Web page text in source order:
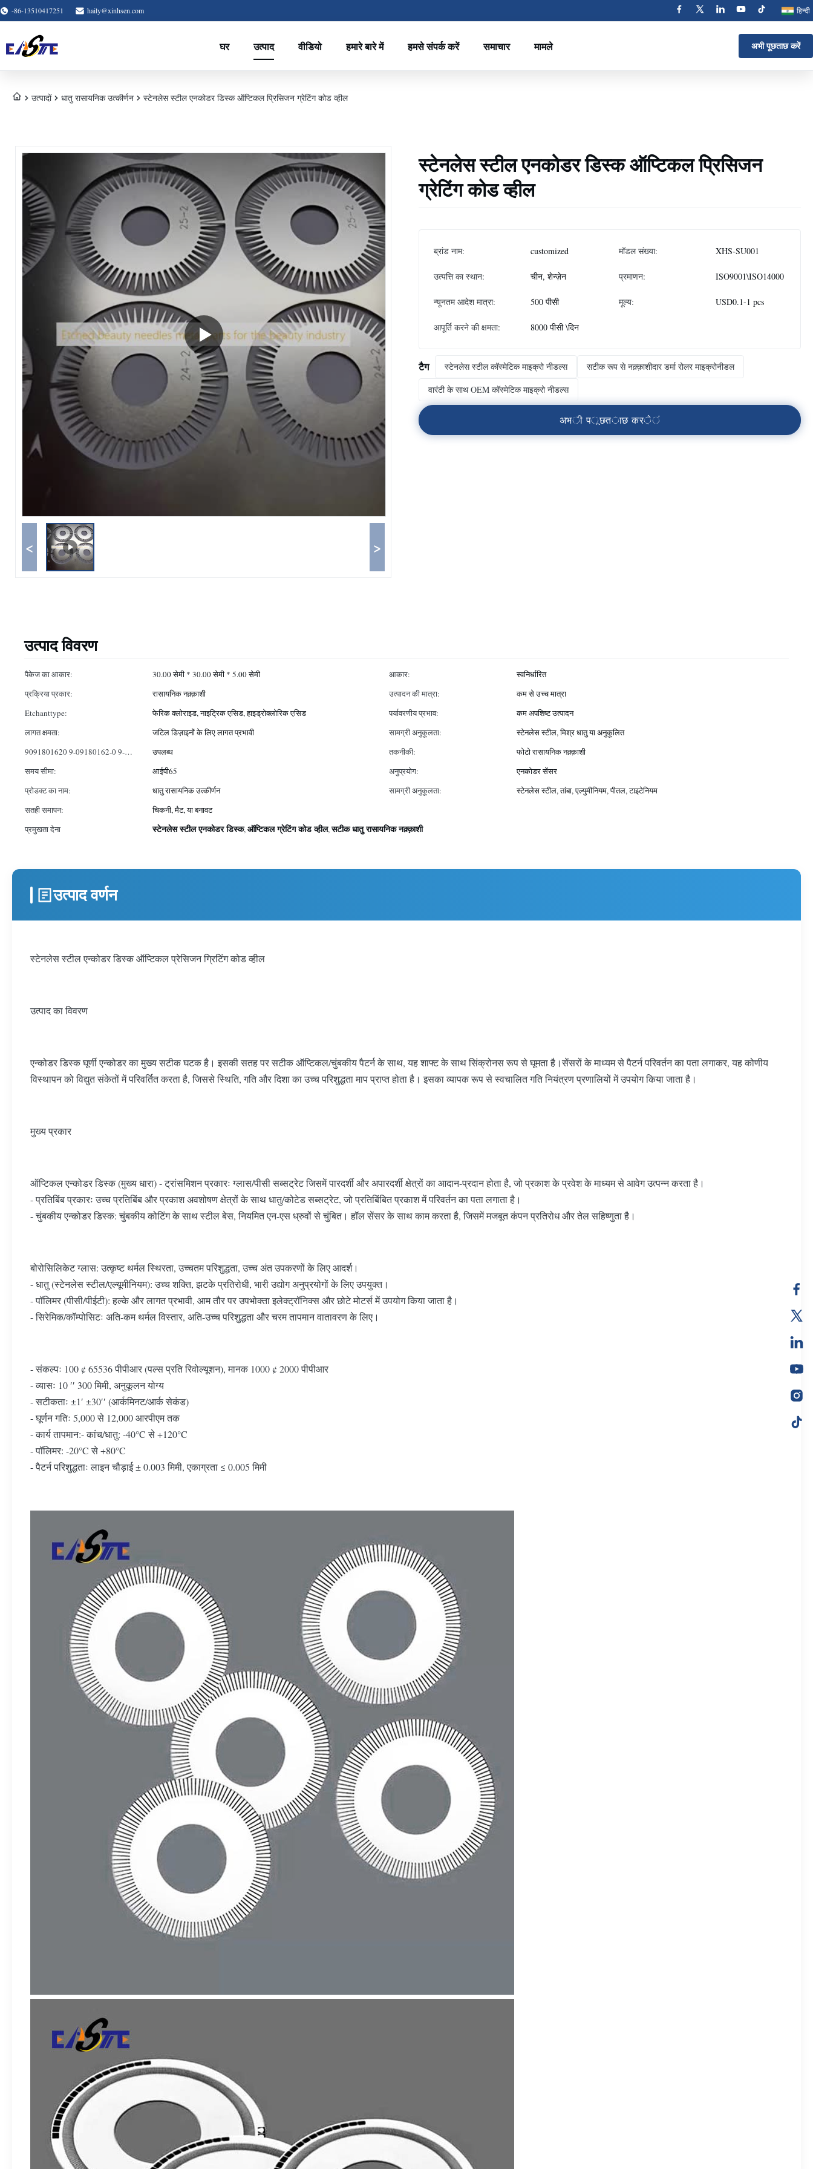
-86-13510417251 haily@xinhsen.com हिन्दी
घर उत्पाद वीडियो हमारे बारे में हमसे संपर्क करें समाचार मामले अभी पूछताछ करें
उत्पादों धातु रासायनिक उत्कीर्णन स्टेनलेस स्टील एनकोडर डिस्क ऑप्टिकल प्रिसिजन ग्रेटिंग कोड व्हील
< >
स्टेनलेस स्टील एनकोडर डिस्क ऑप्टिकल प्रिसिजन
ग्रेटिंग कोड व्हील
ब्रांड नाम: customized मॉडल संख्या: XHS-SU001
उत्पत्ति का स्थान: चीन, शेन्ज़ेन प्रमाणन: ISO9001\ISO14000
न्यूनतम आदेश मात्रा: 500 पीसी मूल्य: USD0.1-1 pcs
आपूर्ति करने की क्षमता: 8000 पीसी \दिन
टैग स्टेनलेस स्टील कॉस्मेटिक माइक्रो नीडल्स
सटीक रूप से नक़्क़ाशीदार डर्मा रोलर माइक्रोनीडल
वारंटी के साथ OEM कॉस्मेटिक माइक्रो नीडल्स
अभी पूछताछ करें
उत्पाद विवरण
पैकेज का आकार: 30.00 सेमी * 30.00 सेमी * 5.00 सेमी आकार:
स्वनिर्धारित
प्रक्रिया प्रकार:
रासायनिक नक़्क़ाशी उत्पादन की मात्रा:
कम से उच्च मात्रा
Etchanttype:
फेरिक क्लोराइड, नाइट्रिक एसिड, हाइड्रोक्लोरिक एसिड पर्यावरणीय प्रभाव:
कम अपशिष्ट उत्पादन
लागत क्षमता:
जटिल डिज़ाइनों के लिए लागत प्रभावी सामग्री अनुकूलता:
स्टेनलेस स्टील, मिश्र धातु या अनुकूलित
9091801620 9-09180162-0 9-
09180-162-0:
उपलब्ध तकनीकी:
फोटो रासायनिक नक़्क़ाशी
समय सीमा:
आईपी65 अनुप्रयोग:
एनकोडर सेंसर
प्रोडक्ट का नाम:
धातु रासायनिक उत्कीर्णन सामग्री अनुकूलता:
स्टेनलेस स्टील, तांबा, एल्युमीनियम, पीतल, टाइटेनियम
सतही समापन:
चिकनी, मैट, या बनावट
प्रमुखता देना
स्टेनलेस स्टील एनकोडर डिस्क,ऑप्टिकल ग्रेटिंग कोड व्हील,सटीक धातु रासायनिक नक़्क़ाशी
उत्पाद वर्णन
स्टेनलेस स्टील एन्कोडर डिस्क ऑप्टिकल प्रेसिजन ग्रिटिंग कोड व्हील
उत्पाद का विवरण
एन्कोडर डिस्क घूर्णी एन्कोडर का मुख्य सटीक घटक है। इसकी सतह पर सटीक ऑप्टिकल/चुंबकीय पैटर्न के साथ, यह शाफ्ट के साथ सिंक्रोनस रूप से घूमता है।सेंसरों के माध्यम से पैटर्न परिवर्तन का पता लगाकर, यह कोणीय
विस्थापन को विद्युत संकेतों में परिवर्तित करता है, जिससे स्थिति, गति और दिशा का उच्च परिशुद्धता माप प्राप्त होता है। इसका व्यापक रूप से स्वचालित गति नियंत्रण प्रणालियों में उपयोग किया जाता है।
मुख्य प्रकार
ऑप्टिकल एन्कोडर डिस्क (मुख्य धारा) - ट्रांसमिशन प्रकारः ग्लास/पीसी सब्सट्रेट जिसमें पारदर्शी और अपारदर्शी क्षेत्रों का आदान-प्रदान होता है, जो प्रकाश के प्रवेश के माध्यम से आवेग उत्पन्न करता है।
- प्रतिबिंब प्रकारः उच्च प्रतिबिंब और प्रकाश अवशोषण क्षेत्रों के साथ धातु/कोटेड सब्सट्रेट, जो प्रतिबिंबित प्रकाश में परिवर्तन का पता लगाता है।
- चुंबकीय एन्कोडर डिस्क: चुंबकीय कोटिंग के साथ स्टील बेस, नियमित एन-एस ध्रुवों से चुंबित। हॉल सेंसर के साथ काम करता है, जिसमें मजबूत कंपन प्रतिरोध और तेल सहिष्णुता है।
बोरोसिलिकेट ग्लास: उत्कृष्ट थर्मल स्थिरता, उच्चतम परिशुद्धता, उच्च अंत उपकरणों के लिए आदर्श।
- धातु (स्टेनलेस स्टील/एल्यूमीनियम): उच्च शक्ति, झटके प्रतिरोधी, भारी उद्योग अनुप्रयोगों के लिए उपयुक्त।
- पॉलिमर (पीसी/पीईटी): हल्के और लागत प्रभावी, आम तौर पर उपभोक्ता इलेक्ट्रॉनिक्स और छोटे मोटर्स में उपयोग किया जाता है।
- सिरेमिक/कॉम्पोसिटः अति-कम थर्मल विस्तार, अति-उच्च परिशुद्धता और चरम तापमान वातावरण के लिए।
- संकल्पः 100 ¢ 65536 पीपीआर (पल्स प्रति रिवोल्यूशन), मानक 1000 ¢ 2000 पीपीआर
- व्यासः 10 ′′ 300 मिमी, अनुकूलन योग्य
- सटीकताः ±1′ ±30′′ (आर्कमिनट/आर्क सेकंड)
- घूर्णन गतिः 5,000 से 12,000 आरपीएम तक
- कार्य तापमान:- कांच/धातु: -40°C से +120°C
- पॉलिमर: -20°C से +80°C
- पैटर्न परिशुद्धताः लाइन चौड़ाई ± 0.003 मिमी, एकाग्रता ≤ 0.005 मिमी